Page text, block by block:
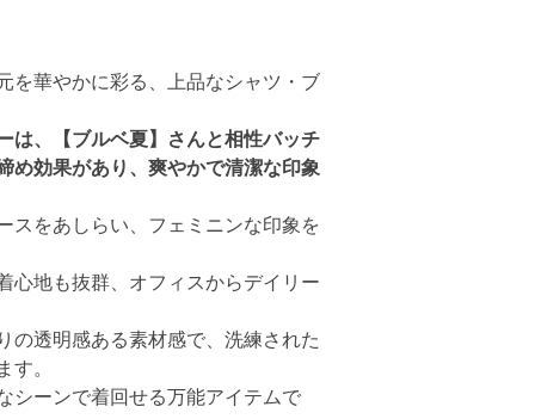
を華やかに彩る、上品なシャツ・ブ
は、【ブルベ夏】さんと相性バッチ
め効果があり、爽やかで清潔な印象
スをあしらい、フェミニンな印象を
心地も抜群、オフィスからデイリー
の透明感ある素材感で、洗練された
す。
シーンで着回せる万能アイテムで